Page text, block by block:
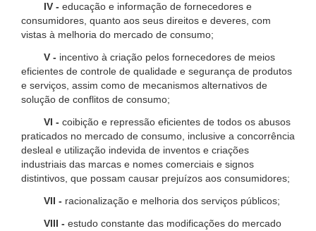
IV - educação e informação de fornecedores e
consumidores, quanto aos seus direitos e deveres, com
vistas à melhoria do mercado de consumo;
V - incentivo à criação pelos fornecedores de meios
eficientes de controle de qualidade e segurança de produtos
e serviços, assim como de mecanismos alternativos de
solução de conflitos de consumo;
VI - coibição e repressão eficientes de todos os abusos
praticados no mercado de consumo, inclusive a concorrência
desleal e utilização indevida de inventos e criações
industriais das marcas e nomes comerciais e signos
distintivos, que possam causar prejuízos aos consumidores;
VII - racionalização e melhoria dos serviços públicos;
VIII - estudo constante das modificações do mercado